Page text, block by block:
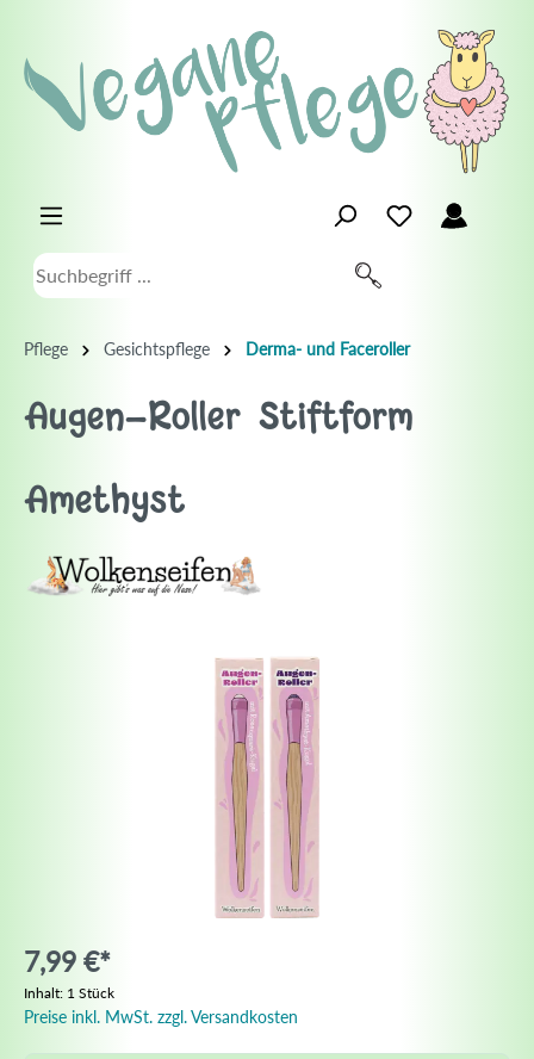
Pflege Gesichtspflege Derma- und Faceroller
Augen-Roller Stiftform
Amethyst
7,99 €*
Inhalt: 1 Stück
Preise inkl. MwSt. zzgl. Versandkosten